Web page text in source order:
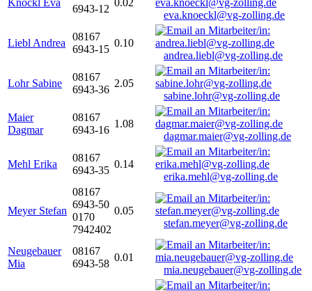
Knöckl Eva
6943-12
0.02
eva.knoeckl@vg-zolling.de
Liebl Andrea
08167
6943-15
0.10
andrea.liebl@vg-zolling.de
Lohr Sabine
08167
6943-36
2.05
sabine.lohr@vg-zolling.de
Maier
Dagmar
08167
6943-16
1.08
dagmar.maier@vg-zolling.de
Mehl Erika
08167
6943-35
0.14
erika.mehl@vg-zolling.de
Meyer Stefan
08167
6943-50
0170
7942402
0.05
stefan.meyer@vg-zolling.de
Neugebauer
Mia
08167
6943-58
0.01
mia.neugebauer@vg-zolling.de